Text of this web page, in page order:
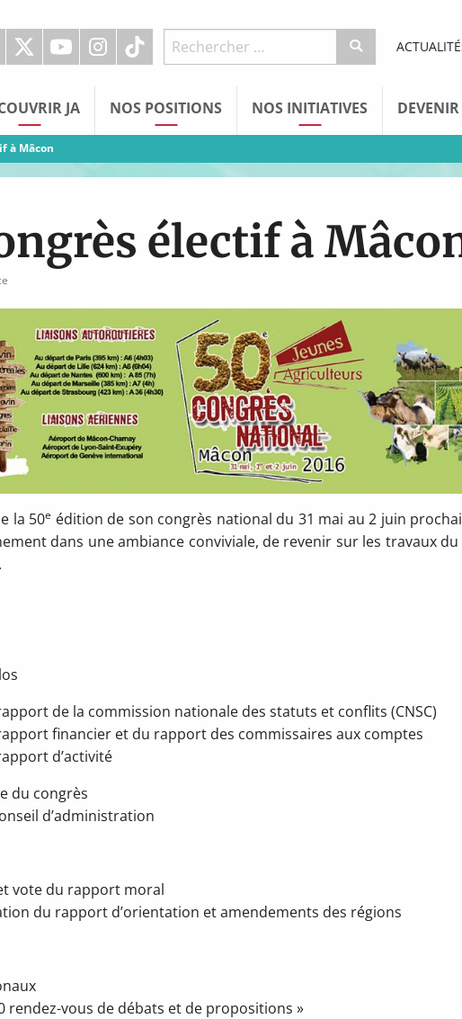
JA NOS POSITIONS NOS INITIATIVES
à Mâcon
électif à
la 50e édition de son congrès national du 31 mai au 2 juin
dans une ambiance conviviale, de revenir sur les travaux
de la commission nationale des statuts et conflits (CNSC)
financier et du rapport des commissaires aux comptes
d’activité
du congrès
d’administration
vote du rapport moral
du rapport d’orientation et amendements des régions
rendez-vous de débats et de propositions »